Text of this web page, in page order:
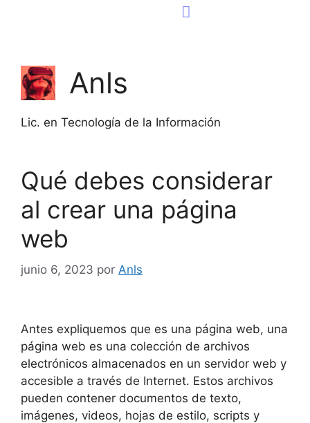
Anls
Lic. en Tecnología de la Información
Qué debes considerar
al crear una página
web
junio 6, 2023 por Anls
Antes expliquemos que es una página web, una
página web es una colección de archivos
electrónicos almacenados en un servidor web y
accesible a través de Internet. Estos archivos
pueden contener documentos de texto,
imágenes, videos, hojas de estilo, scripts y